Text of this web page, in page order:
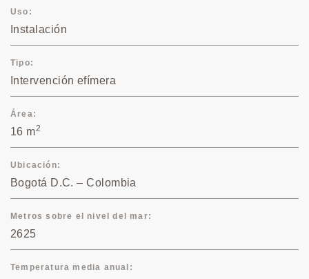
Uso
Instalación
Tipo
Intervención efímera
Área
16 m2
Ubicación
Bogotá D.C. – Colombia
Metros sobre el nivel del mar
2625
Temperatura media anual